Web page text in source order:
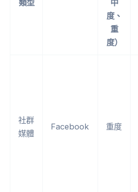
類型
中
度、
重
度）
社群
媒體
Facebook 重度